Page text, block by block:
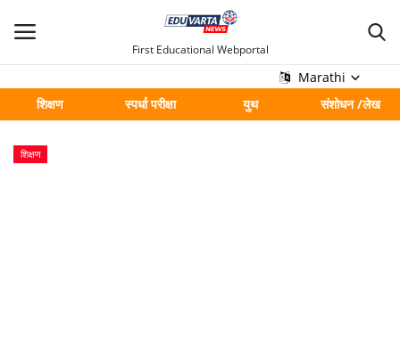
First Educational Webportal
Marathi
शिक्षण
स्पर्धा परीक्षा युथ संशोधन /लेख
मुख्य
Contact
शिक्षण